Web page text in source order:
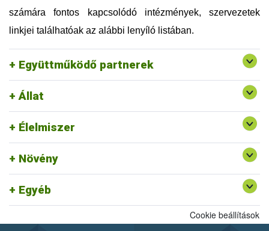
számára fontos kapcsolódó intézmények, szervezetek
linkjei találhatóak az alábbi lenyíló listában.
Együttműködő partnerek
Táplálkozás, Életmód és Testmozgás Platform
Egyesület (TÉT Platform)
Vám, Jövedéki és Adóügyi Szolgáltatók Szövetsége
(VJASZSZ)
Állat
Élelmiszer
Növény
Egyéb
Rendszerszervezési és Felügyeleti
Igazgatóság ajánlott linkjei
Egységes Nyilvántartási és Azonosítási Rendszer
Felszín Alatti Vizekért Alapítvány
Kölcsönös Megfeleltetés honlap
Cookie beállítások